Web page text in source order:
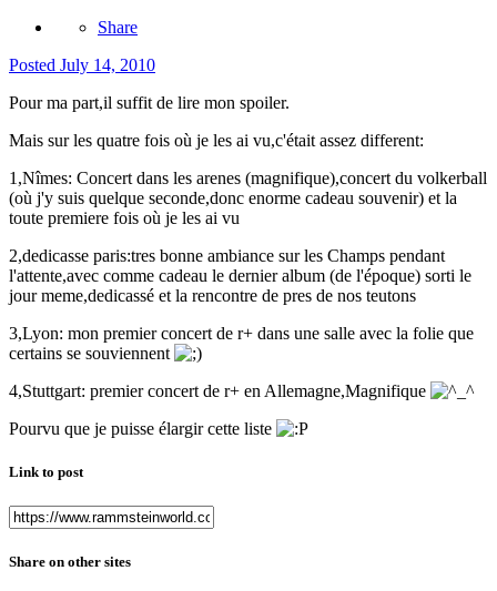
Share
Posted July 14, 2010
Pour ma part,il suffit de lire mon spoiler.
Mais sur les quatre fois où je les ai vu,c'était assez different:
1,Nîmes: Concert dans les arenes (magnifique),concert du volkerball
(où j'y suis quelque seconde,donc enorme cadeau souvenir) et la
toute premiere fois où je les ai vu
2,dedicasse paris:tres bonne ambiance sur les Champs pendant
l'attente,avec comme cadeau le dernier album (de l'époque) sorti le
jour meme,dedicassé et la rencontre de pres de nos teutons
3,Lyon: mon premier concert de r+ dans une salle avec la folie que
certains se souviennent
4,Stuttgart: premier concert de r+ en Allemagne,Magnifique
Pourvu que je puisse élargir cette liste
Link to post
Share on other sites